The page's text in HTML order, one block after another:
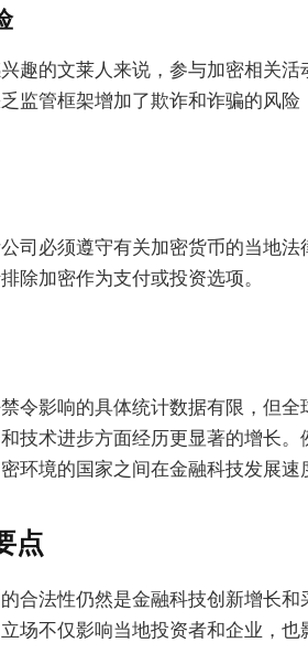
趣的文莱人来说，参与加密相关
监管框架增加了欺诈和诈骗的风
司必须遵守有关加密货币的当地
除加密作为支付或投资选项。
令影响的具体统计数据有限，但
技术进步方面经历更显著的增长。
环境的国家之间在金融科技发展速
点
合法性仍然是金融科技创新增长
场不仅影响当地投资者和企业，